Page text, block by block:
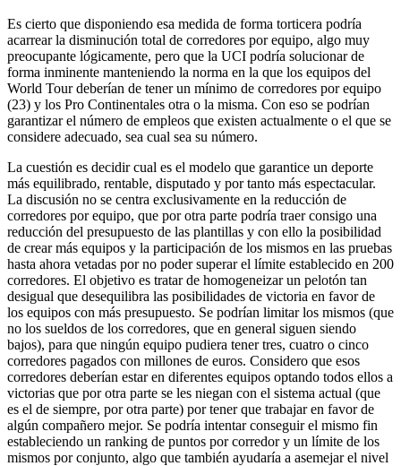
Es cierto que disponiendo esa medida de forma torticera podría
acarrear la disminución total de corredores por equipo, algo muy
preocupante lógicamente, pero que la UCI podría solucionar de
forma inminente manteniendo la norma en la que los equipos del
World Tour deberían de tener un mínimo de corredores por equipo
(23) y los Pro Continentales otra o la misma. Con eso se podrían
garantizar el número de empleos que existen actualmente o el que se
considere adecuado, sea cual sea su número.
La cuestión es decidir cual es el modelo que garantice un deporte
más equilibrado, rentable, disputado y por tanto más espectacular.
La discusión no se centra exclusivamente en la reducción de
corredores por equipo, que por otra parte podría traer consigo una
reducción del presupuesto de las plantillas y con ello la posibilidad
de crear más equipos y la participación de los mismos en las pruebas
hasta ahora vetadas por no poder superar el límite establecido en 200
corredores. El objetivo es tratar de homogeneizar un pelotón tan
desigual que desequilibra las posibilidades de victoria en favor de
los equipos con más presupuesto. Se podrían limitar los mismos (que
no los sueldos de los corredores, que en general siguen siendo
bajos), para que ningún equipo pudiera tener tres, cuatro o cinco
corredores pagados con millones de euros. Considero que esos
corredores deberían estar en diferentes equipos optando todos ellos a
victorias que por otra parte se les niegan con el sistema actual (que
es el de siempre, por otra parte) por tener que trabajar en favor de
algún compañero mejor. Se podría intentar conseguir el mismo fin
estableciendo un ranking de puntos por corredor y un límite de los
mismos por conjunto, algo que también ayudaría a asemejar el nivel